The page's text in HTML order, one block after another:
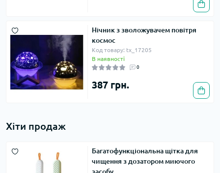
Нічник з зволожувачем повітря
космос
Код товару: tx_17205
В наявності
0
387 грн.
Хіти продаж
Багатофункціональна щітка для
чищення з дозатором миючого